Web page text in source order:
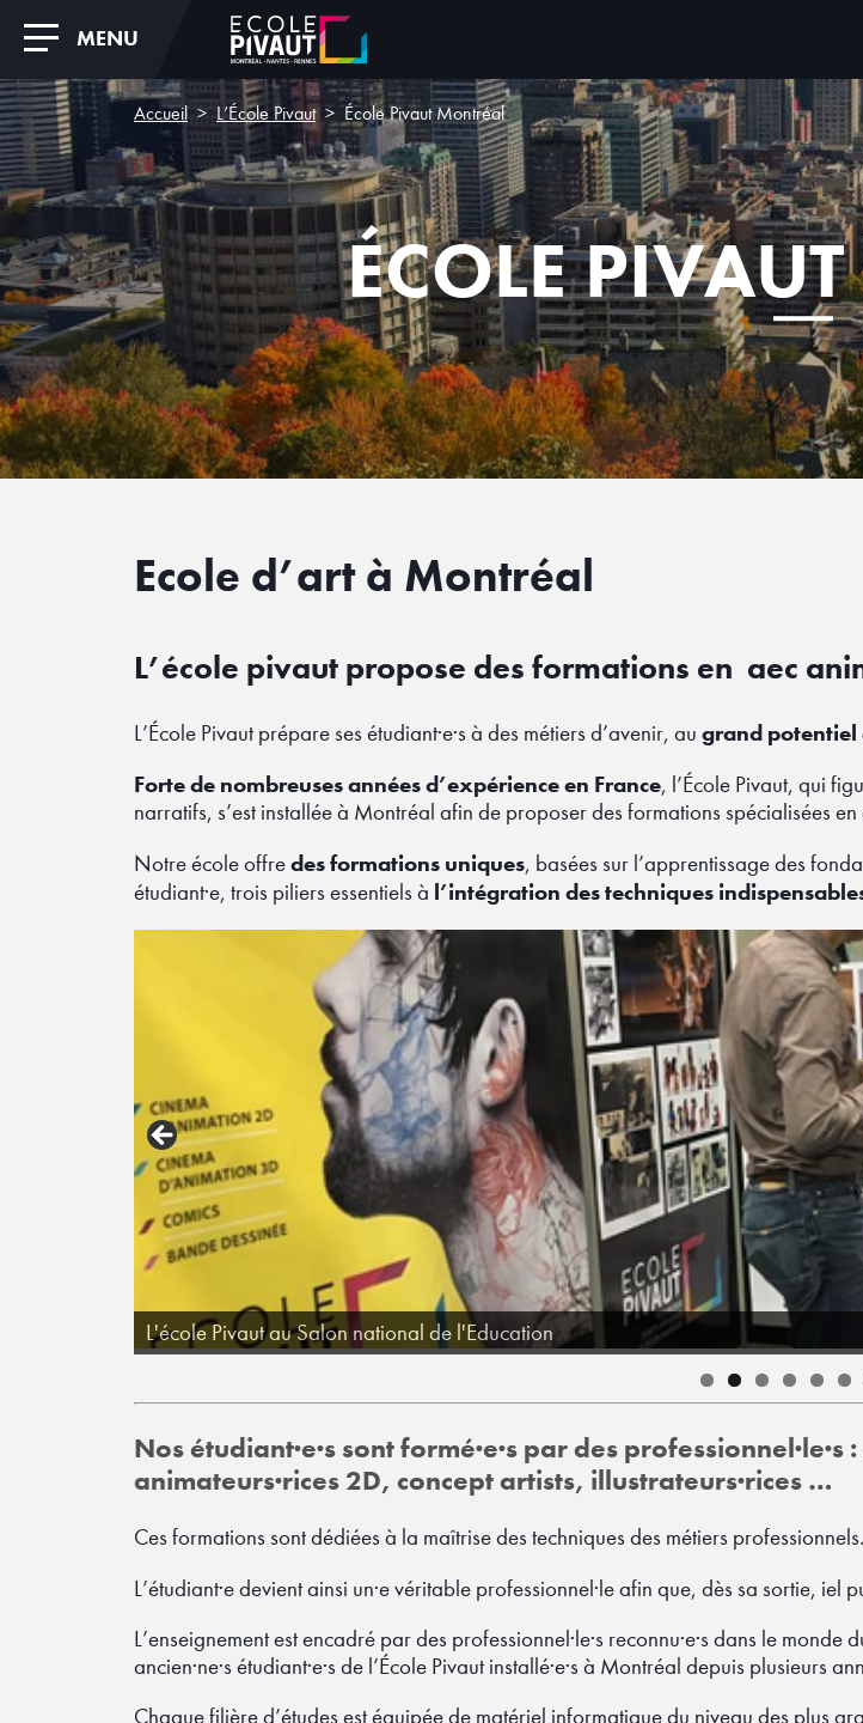
MENU
ÉCOLE
Accueil L’École Pivaut École Pivaut Montréal
Ecole d’art à Montréal
l’école pivaut propose des formations en aec
L’École Pivaut prépare ses étudiant·e·s à des métiers d’avenir, au grand potentiel
Forte de nombreuses années d’expérience en France, l’École Pivaut, qui
narratifs, s’est installée à Montréal afin de proposer des formations spécialisées en
Notre école offredes formations uniques, basées sur l’apprentissage des
étudiant·e, trois piliers essentiels à l’intégration des techniques
L'école Pivaut au Salon national de l'Education
CinéSite Montréal
Nos étudiant·e·s sont formé·e·s par des
animateurs·rices 2D, concept artists, illustrateurs·rices …
Ces formations sont dédiées à la maîtrise des techniques des métiers professionnels.
L’étudiant·e devient ainsi un·e véritable professionnel·le afin que, dès sa sortie, iel
L’enseignement est encadré par des professionnel·le·s reconnu·e·s dans le
ancien·ne·s étudiant·e·s de l’École Pivaut installé·e·s à Montréal depuis plusieurs
Chaque filière d’études est équipée de matériel informatique du niveau des plus